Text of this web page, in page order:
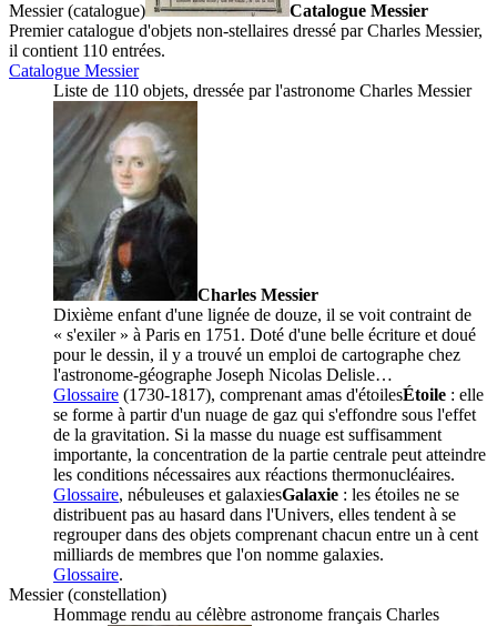
Messier (catalogue)
Catalogue Messier
Premier catalogue d'objets non-stellaires dressé par Charles Messier,
il contient 110 entrées.
Catalogue Messier
Liste de 110 objets, dressée par l'astronome Charles Messier
Charles Messier
Dixième enfant d'une lignée de douze, il se voit contraint de
« s'exiler » à Paris en 1751. Doté d'une belle écriture et doué
pour le dessin, il y a trouvé un emploi de cartographe chez
l'astronome-géographe Joseph Nicolas Delisle…
Glossaire (1730-1817), comprenant amas d'étoilesÉtoile : elle
se forme à partir d'un nuage de gaz qui s'effondre sous l'effet
de la gravitation. Si la masse du nuage est suffisamment
importante, la concentration de la partie centrale peut atteindre
les conditions nécessaires aux réactions thermonucléaires.
Glossaire, nébuleuses et galaxiesGalaxie : les étoiles ne se
distribuent pas au hasard dans l'Univers, elles tendent à se
regrouper dans des objets comprenant chacun entre un à cent
milliards de membres que l'on nomme galaxies.
Glossaire.
Messier (constellation)
Hommage rendu au célèbre astronome français Charles